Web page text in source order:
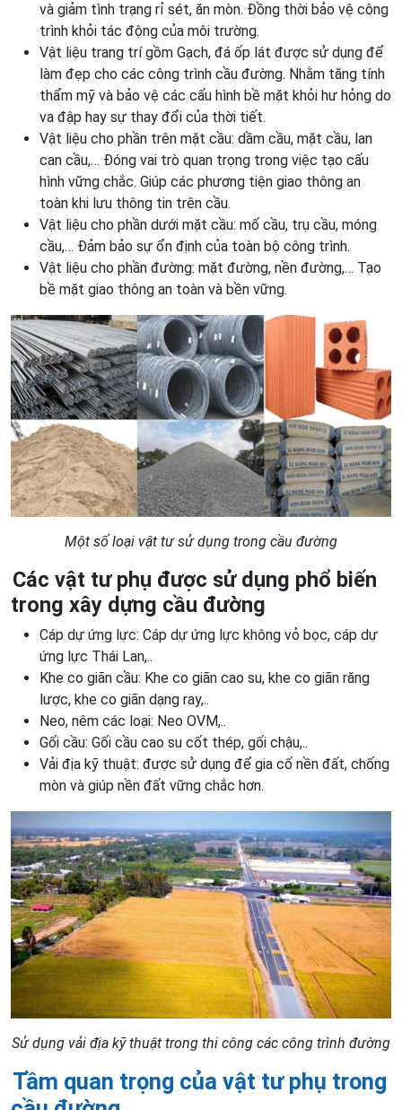
và giảm tình trạng rỉ sét, ăn mòn. Đồng thời bảo vệ công
trình khỏi tác động của môi trường.
Vật liệu trang trí gồm Gạch, đá ốp lát được sử dụng để
làm đẹp cho các công trình cầu đường. Nhằm tăng tính
thẩm mỹ và bảo vệ các cấu hình bề mặt khỏi hư hỏng do
va đập hay sự thay đổi của thời tiết.
Vật liệu cho phần trên mặt cầu: dầm cầu, mặt cầu, lan
can cầu,… Đóng vai trò quan trọng trong việc tạo cấu
hình vững chắc. Giúp các phương tiện giao thông an
toàn khi lưu thông tin trên cầu.
Vật liệu cho phần dưới mặt cầu: mố cầu, trụ cầu, móng
cầu,… Đảm bảo sự ổn định của toàn bộ công trình.
Vật liệu cho phần đường: mặt đường, nền đường,… Tạo
bề mặt giao thông an toàn và bền vững.
Một số loại vật tư sử dụng trong cầu đường
Các vật tư phụ được sử dụng phổ biến
trong xây dựng cầu đường
Cáp dự ứng lực: Cáp dự ứng lực không vỏ bọc, cáp dự
ứng lực Thái Lan,..
Khe co giãn cầu: Khe co giãn cao su, khe co giãn răng
lược, khe co giãn dạng ray,..
Neo, nêm các loại: Neo OVM,..
Gối cầu: Gối cầu cao su cốt thép, gối chậu,..
Vải địa kỹ thuật: được sử dụng để gia cố nền đất, chống
mòn và giúp nền đất vững chắc hơn.
Sử dụng vải địa kỹ thuật trong thi công các công trình đường
Tầm quan trọng của vật tư phụ trong